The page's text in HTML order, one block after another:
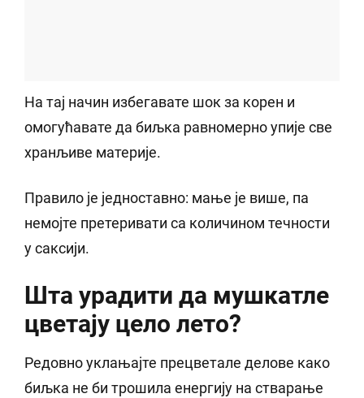
На тај начин избегавате шок за корен и
омогућавате да биљка равномерно упије све
хранљиве материје.
Правило је једноставно: мање је више, па
немојте претеривати са количином течности
у саксији.
Шта урадити да мушкатле
цветају цело лето?
Редовно уклањајте прецветале делове како
биљка не би трошила енергију на стварање